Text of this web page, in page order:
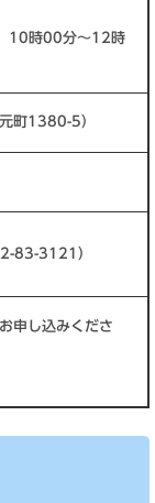
10時00分～12時
町1380-5）
83-3121）
申し込みくださ